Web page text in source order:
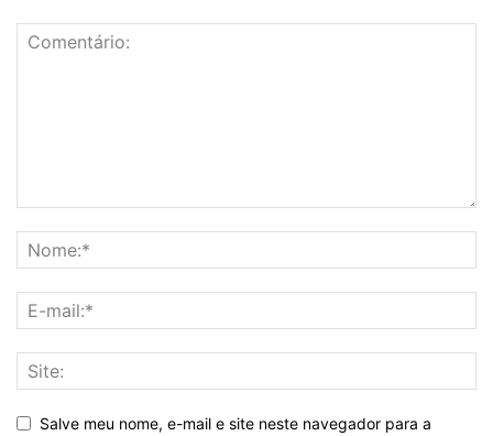
Salve meu nome, e-mail e site neste navegador para a